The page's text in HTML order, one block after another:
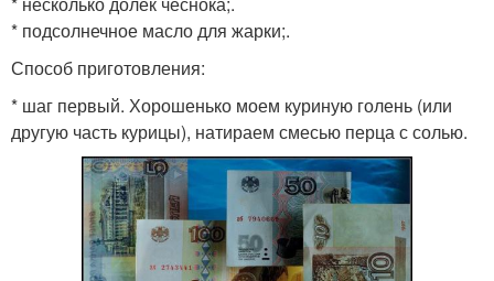
* подсолнечное масло для жарки;.
Способ приготовления:
* шаг первый. Хорошенько моем куриную голень (или
другую часть курицы), натираем смесью перца с солью.